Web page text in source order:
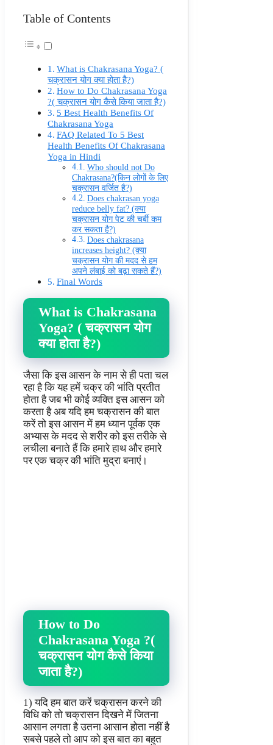
Table of Contents
What is Chakrasana Yoga? (
चक्रासन योग क्या होता है?)
How to Do Chakrasana Yoga
?( चक्रासन योग कैसे किया जाता है?)
5 Best Health Benefits Of
Chakrasana Yoga
FAQ Related To 5 Best
Health Benefits Of Chakrasana
Yoga in Hindi
Who should not Do
Chakrasana?(किन लोगों के लिए
चक्रासन वर्जित है?)
Does chakrasan yoga
reduce belly fat? (क्या
चक्रासन योग पेट की चर्बी कम
कर सकता है?)
Does chakrasana
increases height? (क्या
चक्रासन योग की मदद से हम
अपने लंबाई को बढ़ा सकते हैं?)
Final Words
What is Chakrasana
Yoga? ( चक्रासन योग
क्या होता है?)
जैसा कि इस आसन के नाम से ही पता चल
रहा है कि यह हमें चक्र की भांति प्रतीत
होता है जब भी कोई व्यक्ति इस आसन को
करता है अब यदि हम चक्रासन की बात
करें तो इस आसन में हम ध्यान पूर्वक एक
अभ्यास के मदद से शरीर को इस तरीके से
लचीला बनाते हैं कि हमारे हाथ और हमारे
पर एक चक्र की भांति मुद्रा बनाएं।
How to Do
Chakrasana Yoga ?(
चक्रासन योग कैसे किया
जाता है?)
1) यदि हम बात करें चक्रासन करने की
विधि को तो चक्रासन दिखने में जितना
आसान लगता है उतना आसान होता नहीं है
सबसे पहले तो आप को इस बात का बहुत